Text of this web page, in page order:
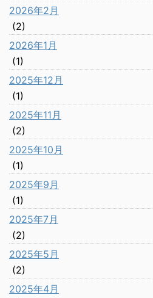
2026年2月
(2)
2026年1月
(1)
2025年12月
(1)
2025年11月
(2)
2025年10月
(1)
2025年9月
(1)
2025年7月
(2)
2025年5月
(2)
2025年4月